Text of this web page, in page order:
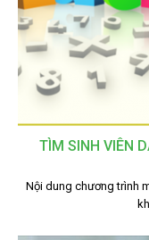
TÌM SINH VIÊN
Nội dung chương trình